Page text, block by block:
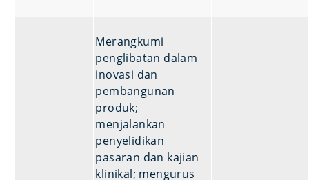
Merangkumi
penglibatan dalam
inovasi dan
pembangunan
produk;
menjalankan
penyelidikan
pasaran dan kajian
klinikal; mengurus